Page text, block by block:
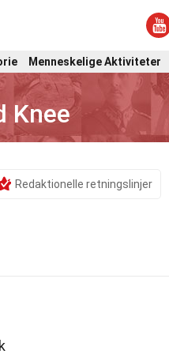
Menneskelige Aktiviteter
Knee
Redaktionelle retningslinjer